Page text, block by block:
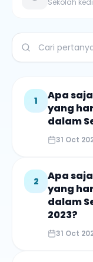
Sekolah
1
Apa
yang
dalam
31 Oct
2
Apa
yang
dalam
2023?
31 Oct